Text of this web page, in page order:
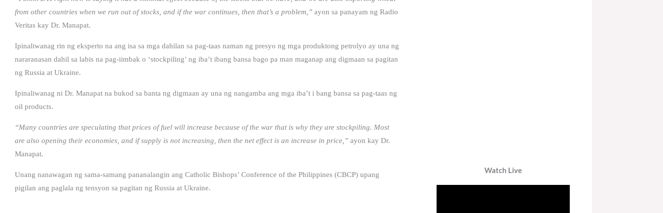
from other countries when we run out of stocks, and if the war continues, then that’s a problem,” ayon sa panayam ng Radio
Veritas kay Dr. Manapat.
Ipinaliwanag rin ng eksperto na ang isa sa mga dahilan sa pag-taas naman ng presyo ng mga produktong petrolyo ay una ng
nararanasan dahil sa labis na pag-iimbak o ‘stockpiling’ ng iba’t ibang bansa bago pa man maganap ang digmaan sa pagitan
ng Russia at Ukraine.
Ipinaliwanag ni Dr. Manapat na bukod sa banta ng digmaan ay una ng nangamba ang mga iba’t i bang bansa sa pag-taas ng
oil products.
“Many countries are speculating that prices of fuel will increase because of the war that is why they are stockpiling. Most
are also opening their economies, and if supply is not increasing, then the net effect is an increase in price,” ayon kay Dr.
Manapat.
Unang nanawagan ng sama-samang pananalangin ang Catholic Bishops’ Conference of the Philippines (CBCP) upang
pigilan ang paglala ng tensyon sa pagitan ng Russia at Ukraine.
Watch Live